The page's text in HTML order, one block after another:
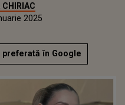
CHIRIAC
2025
în Google